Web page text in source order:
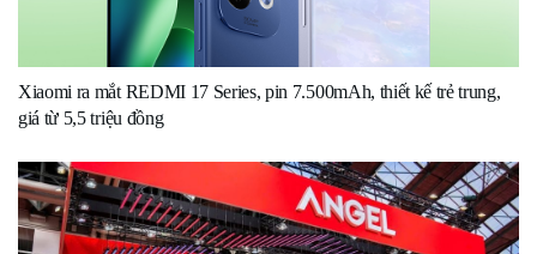
Xiaomi ra mắt REDMI 17 Series, pin 7.500mAh, thiết kế trẻ trung,
giá từ 5,5 triệu đồng